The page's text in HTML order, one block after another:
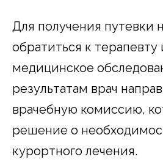
Для получения путевки
обратиться к
медицинское
результатам врач
врачебную комиссию,
решение о
курортного лечения.